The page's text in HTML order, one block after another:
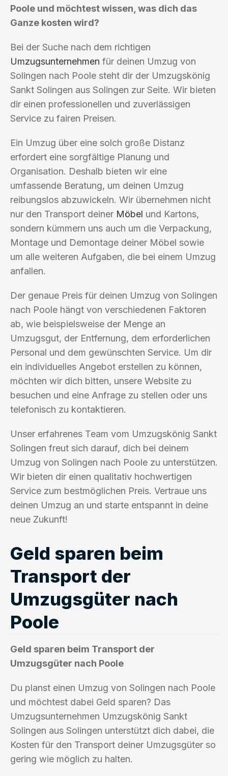
Poole und möchtest wissen, was dich das
Ganze kosten wird?
Bei der Suche nach dem richtigen
Umzugsunternehmen für deinen Umzug von
Solingen nach Poole steht dir der Umzugskönig
Sankt Solingen aus Solingen zur Seite. Wir bieten
dir einen professionellen und zuverlässigen
Service zu fairen Preisen.
Ein Umzug über eine solch große Distanz
erfordert eine sorgfältige Planung und
Organisation. Deshalb bieten wir eine
umfassende Beratung, um deinen Umzug
reibungslos abzuwickeln. Wir übernehmen nicht
nur den Transport deiner Möbel und Kartons,
sondern kümmern uns auch um die Verpackung,
Montage und Demontage deiner Möbel sowie
um alle weiteren Aufgaben, die bei einem Umzug
anfallen.
Der genaue Preis für deinen Umzug von Solingen
nach Poole hängt von verschiedenen Faktoren
ab, wie beispielsweise der Menge an
Umzugsgut, der Entfernung, dem erforderlichen
Personal und dem gewünschten Service. Um dir
ein individuelles Angebot erstellen zu können,
möchten wir dich bitten, unsere Website zu
besuchen und eine Anfrage zu stellen oder uns
telefonisch zu kontaktieren.
Unser erfahrenes Team vom Umzugskönig Sankt
Solingen freut sich darauf, dich bei deinem
Umzug von Solingen nach Poole zu unterstützen.
Wir bieten dir einen qualitativ hochwertigen
Service zum bestmöglichen Preis. Vertraue uns
deinen Umzug an und starte entspannt in deine
neue Zukunft!
Geld sparen beim
Transport der
Umzugsgüter nach
Poole
Geld sparen beim Transport der
Umzugsgüter nach Poole
Du planst einen Umzug von Solingen nach Poole
und möchtest dabei Geld sparen? Das
Umzugsunternehmen Umzugskönig Sankt
Solingen aus Solingen unterstützt dich dabei, die
Kosten für den Transport deiner Umzugsgüter so
gering wie möglich zu halten.